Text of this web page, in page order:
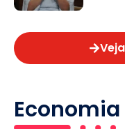
Economia